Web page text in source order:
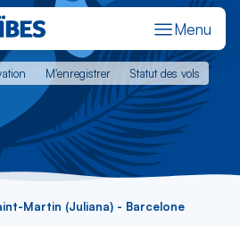
Menu
M'enregistrer Statut des vols
M'enregistrer Statut des vols
Martin (Juliana) - Barcelone